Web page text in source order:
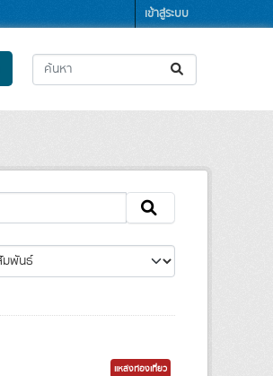
เข้าสู่ระบบ
แหล่งท่องเที่ยว